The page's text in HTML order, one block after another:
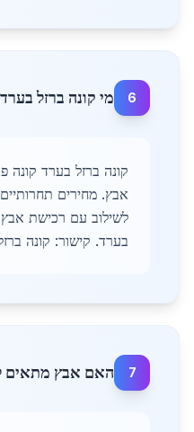
6 מי קונה ברזל
קונה ברזל בערד קונה
אבץ. מחירים
לשילוב עם רכישת
בערד. קישור: קונה
7 האם אבץ מתאים